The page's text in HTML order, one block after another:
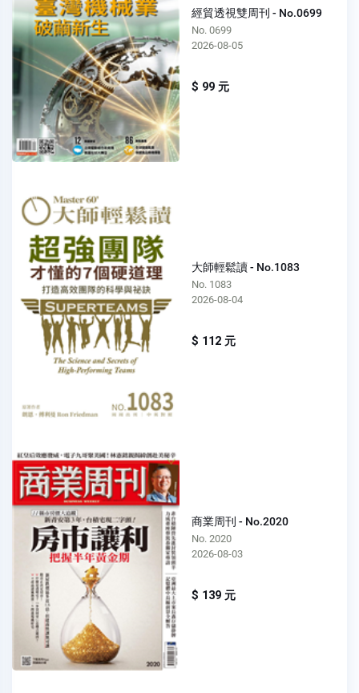
經貿透視雙周刊 - No.0699
No. 0699
2026-08-05
$ 99 元
大師輕鬆讀 - No.1083
No. 1083
2026-08-04
$ 112 元
商業周刊 - No.2020
No. 2020
2026-08-03
$ 139 元